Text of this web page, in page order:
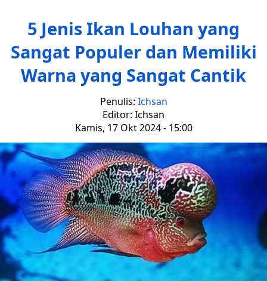
5 Jenis Ikan Louhan yang
Sangat Populer dan Memiliki
Warna yang Sangat Cantik
Penulis: Ichsan
Editor: Ichsan
Kamis, 17 Okt 2024 - 15:00